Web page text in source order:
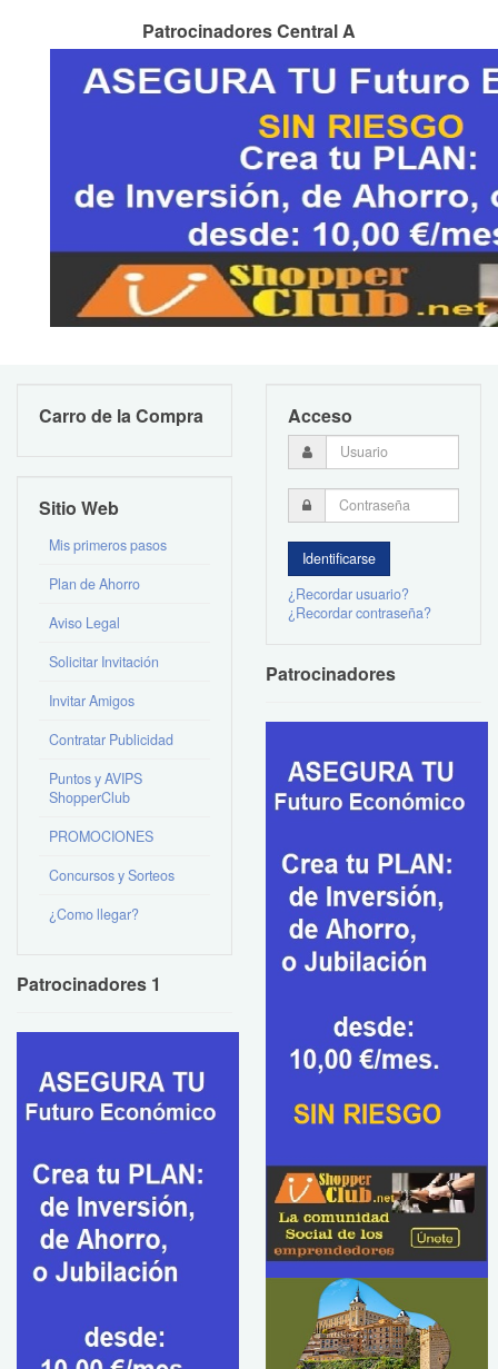
Patrocinadores Central A
Carro de la Compra
Sitio Web
Mis primeros pasos
Plan de Ahorro
Aviso Legal
Solicitar Invitación
Invitar Amigos
Contratar Publicidad
Puntos y AVIPS
ShopperClub
PROMOCIONES
Concursos y Sorteos
¿Como llegar?
Patrocinadores 1
Acceso
¿Recordar usuario?
¿Recordar contraseña?
Patrocinadores